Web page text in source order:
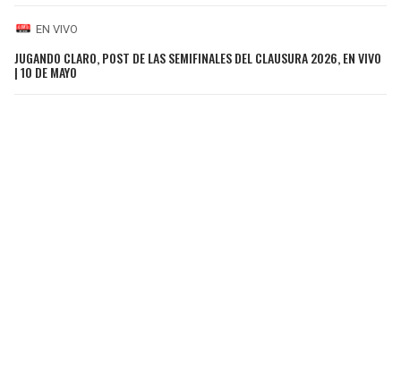
EN VIVO
JUGANDO CLARO, POST DE LAS SEMIFINALES DEL CLAUSURA 2026, EN VIVO
| 10 DE MAYO